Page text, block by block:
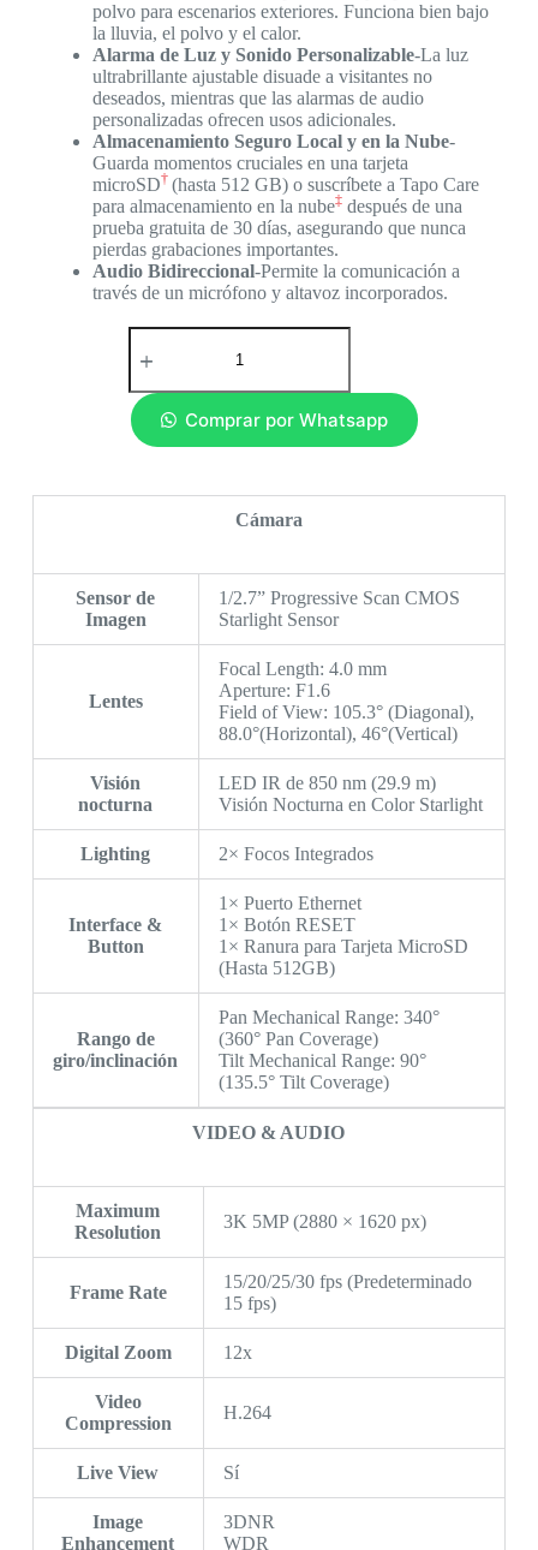
polvo para escenarios exteriores. Funciona bien bajo
la lluvia, el polvo y el calor.
Alarma de Luz y Sonido Personalizable-La luz
ultrabrillante ajustable disuade a visitantes no
deseados, mientras que las alarmas de audio
personalizadas ofrecen usos adicionales.
Almacenamiento Seguro Local y en la Nube-
Guarda momentos cruciales en una tarjeta
microSD† (hasta 512 GB) o suscríbete a Tapo Care
para almacenamiento en la nube‡después de una
prueba gratuita de 30 días, asegurando que nunca
pierdas grabaciones importantes.
Audio Bidireccional-Permite la comunicación a
través de un micrófono y altavoz incorporados.
Comprar por Whatsapp
Cámara
Sensor de
Imagen
1/2.7” Progressive Scan CMOS
Starlight Sensor
Lentes
Focal Length: 4.0 mm
Aperture: F1.6
Field of View: 105.3° (Diagonal),
88.0°(Horizontal), 46°(Vertical)
Visión
nocturna
LED IR de 850 nm (29.9 m)
Visión Nocturna en Color Starlight
Lighting 2× Focos Integrados
Interface &
Button
1× Puerto Ethernet
1× Botón RESET
1× Ranura para Tarjeta MicroSD
(Hasta 512GB)
Rango de
giro/inclinación
Pan Mechanical Range: 340°
(360° Pan Coverage)
Tilt Mechanical Range: 90°
(135.5° Tilt Coverage)
VIDEO & AUDIO
Maximum
Resolution
3K 5MP (2880 × 1620 px)
Frame Rate
15/20/25/30 fps (Predeterminado
15 fps)
Digital Zoom 12x
Video
Compression
H.264
Live View Sí
Image
Enhancement
3DNR
WDR